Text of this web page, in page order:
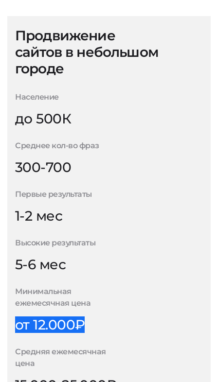
Продвижение
сайтов в небольшом
городе
Население
до 500К
Среднее кол-во фраз
300-700
Первые результаты
1-2 мес
Высокие результаты
5-6 мес
Минимальная
ежемесячная цена
от 12.000₽
Средняя ежемесячная
цена